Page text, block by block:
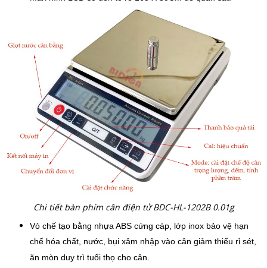
Chi tiết bàn phím cân điện tử BDC-HL-1202B 0.01g
Vỏ chế tạo bằng nhựa ABS cứng cáp, lớp inox bảo vệ hạn
chế hóa chất, nước, bụi xâm nhập vào cân giảm thiểu rỉ sét,
ăn mòn duy trì tuổi thọ cho cân.